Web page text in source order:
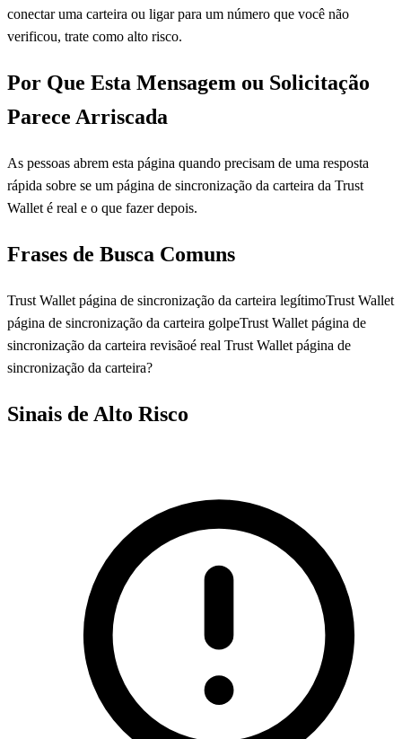
conectar uma carteira ou ligar para um número que você não
verificou, trate como alto risco.
Por Que Esta Mensagem ou Solicitação
Parece Arriscada
As pessoas abrem esta página quando precisam de uma resposta
rápida sobre se um página de sincronização da carteira da Trust
Wallet é real e o que fazer depois.
Frases de Busca Comuns
Trust Wallet página de sincronização da carteira legítimoTrust Wallet
página de sincronização da carteira golpeTrust Wallet página de
sincronização da carteira revisãoé real Trust Wallet página de
sincronização da carteira?
Sinais de Alto Risco